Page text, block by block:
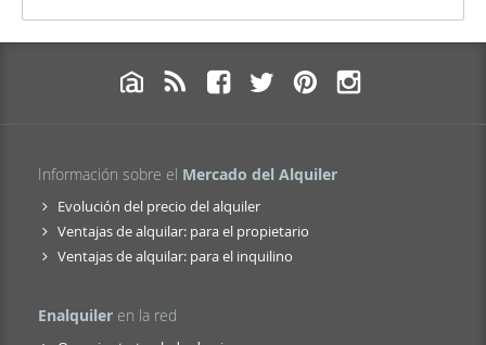
Información sobre el Mercado del Alquiler
Evolución del precio del alquiler
Ventajas de alquilar: para el propietario
Ventajas de alquilar: para el inquilino
Enalquiler en la red